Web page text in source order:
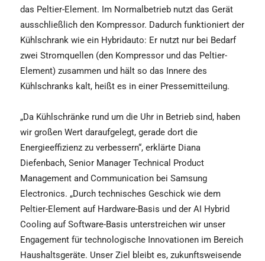
das Peltier-Element. Im Normalbetrieb nutzt das Gerät
ausschließlich den Kompressor. Dadurch funktioniert der
Kühlschrank wie ein Hybridauto: Er nutzt nur bei Bedarf
zwei Stromquellen (den Kompressor und das Peltier-
Element) zusammen und hält so das Innere des
Kühlschranks kalt, heißt es in einer Pressemitteilung.
„Da Kühlschränke rund um die Uhr in Betrieb sind, haben
wir großen Wert daraufgelegt, gerade dort die
Energieeffizienz zu verbessern“, erklärte Diana
Diefenbach, Senior Manager Technical Product
Management and Communication bei Samsung
Electronics. „Durch technisches Geschick wie dem
Peltier-Element auf Hardware-Basis und der AI Hybrid
Cooling auf Software-Basis unterstreichen wir unser
Engagement für technologische Innovationen im Bereich
Haushaltsgeräte. Unser Ziel bleibt es, zukunftsweisende